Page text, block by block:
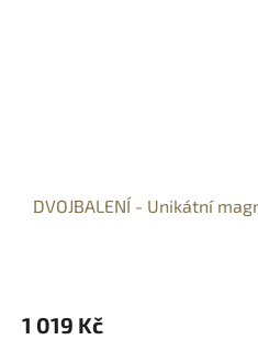
DVOJBALENÍ - Unikátní
1 019 Kč